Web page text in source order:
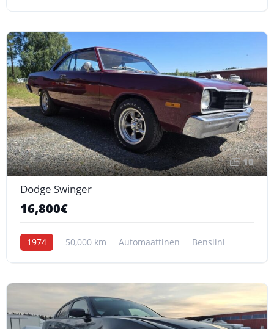
10
Dodge Swinger
16,800€
1974 50,000 km Automaattinen Bensiini